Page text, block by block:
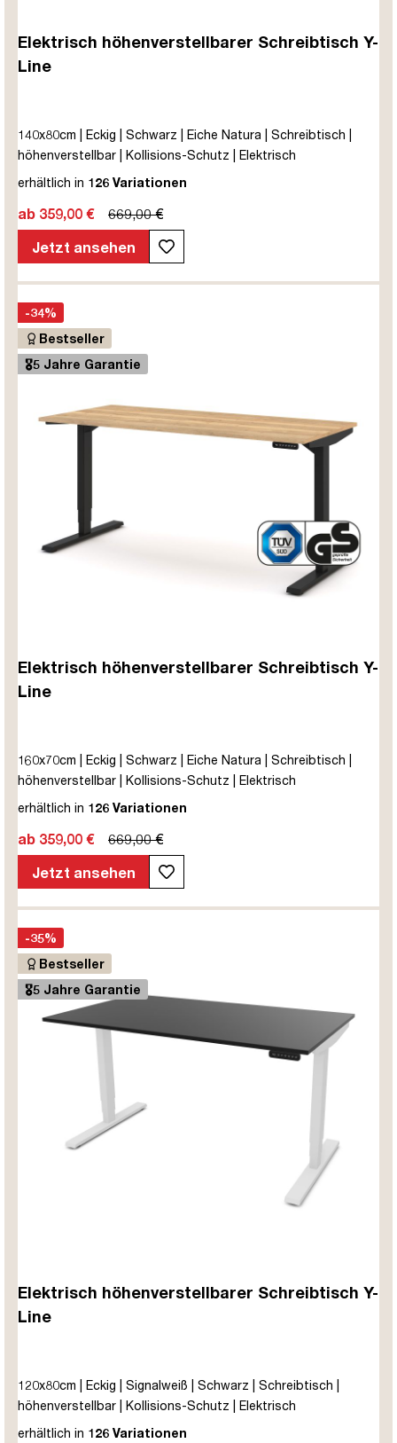
Elektrisch höhenverstellbarer Schreibtisch Y-
Line
140x80cm | Eckig | Schwarz | Eiche Natura | Schreibtisch |
höhenverstellbar | Kollisions-Schutz | Elektrisch
höhenverstellbar | Kindersicherung | Metall | Holz |
Herstellergarantie | unmontiert | TÜV© mobiles Arbeiten | bis
zu 80 kg | Y-Line | Steckertyp C
erhältlich in 126 Variationen
ab 359,00 €
669,00 €
Jetzt ansehen
-34%
Bestseller
🎖️5 Jahre Garantie
Elektrisch höhenverstellbarer Schreibtisch Y-
Line
160x70cm | Eckig | Schwarz | Eiche Natura | Schreibtisch |
höhenverstellbar | Kollisions-Schutz | Elektrisch
höhenverstellbar | Kindersicherung | Metall | Holz |
Herstellergarantie | unmontiert | TÜV© mobiles Arbeiten | bis
zu 80 kg | Y-Line | Steckertyp C
erhältlich in 126 Variationen
ab 359,00 €
669,00 €
Jetzt ansehen
-35%
Bestseller
🎖️5 Jahre Garantie
Elektrisch höhenverstellbarer Schreibtisch Y-
Line
120x80cm | Eckig | Signalweiß | Schwarz | Schreibtisch |
höhenverstellbar | Kollisions-Schutz | Elektrisch
höhenverstellbar | Kindersicherung | Metall | Holz |
erhältlich in 126 Variationen